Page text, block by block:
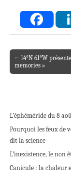
Post navigation
← 14°N 61°W
memories »
L’éphéméride du 8
Pourquoi les feux de
dit la science
L’inexistence, le non
Canicule : la chaleur